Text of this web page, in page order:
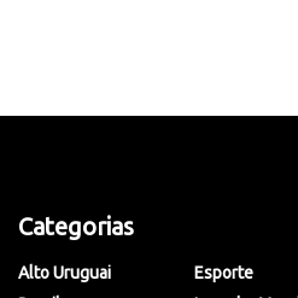
Categorias
Alto Uruguai
Esporte